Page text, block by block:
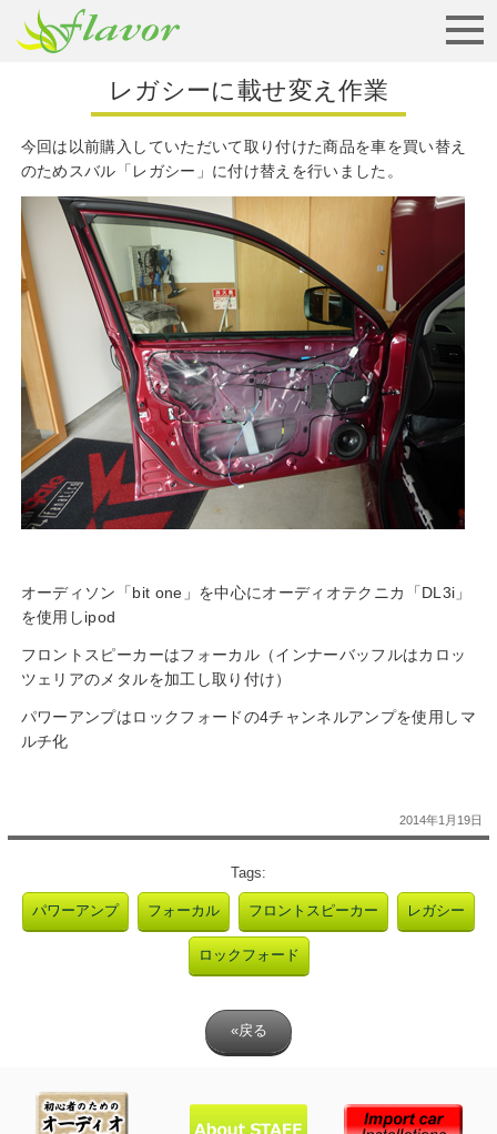
レガシーに載せ変え作業
今回は以前購入していただいて取り付けた商品を車を買い替え
のためスバル「レガシー」に付け替えを行いました。
オーディソン「bit one」を中心にオーディオテクニカ「DL3i」
を使用しipod
フロントスピーカーはフォーカル（インナーバッフルはカロッ
ツェリアのメタルを加工し取り付け）
パワーアンプはロックフォードの4チャンネルアンプを使用しマ
ルチ化
2014年1月19日
Tags:
パワーアンプ フォーカル フロントスピーカー レガシー
ロックフォード
«戻る